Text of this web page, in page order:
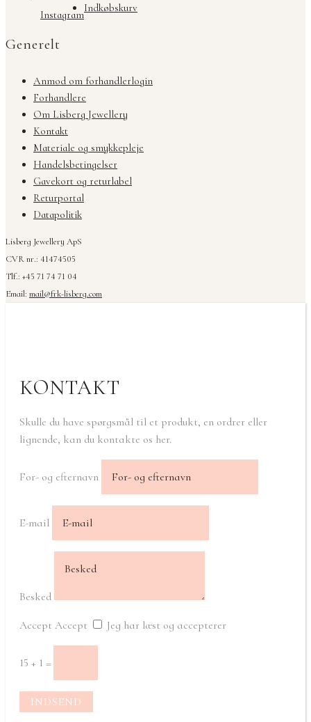
Instagram
Indkøbskurv
Generelt
Anmod om forhandlerlogin
Forhandlere
Om Lisberg Jewellery
Kontakt
Materiale og smykkepleje
Handelsbetingelser
Gavekort og returlabel
Returportal
Datapolitik
Lisberg Jewellery ApS
CVR nr.: 41474505
Tlf.: +45 71 74 71 04
Email: mail@frk-lisberg.com
KONTAKT
Skulle du have spørgsmål til et produkt, en ordrer eller
lignende, kan du kontakte os her.
For- og efternavn
E-mail
Besked
Accept Accept Jeg har læst og accepterer
15 + 1 =
INDSEND